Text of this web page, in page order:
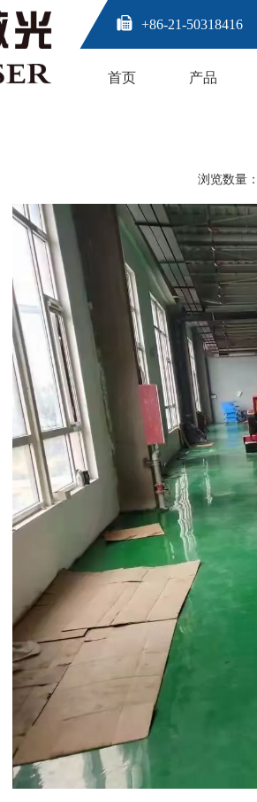
+86-21-50318416
首页 产品
浏览数量：
["wechat","weibo","qzone","douban","email"]